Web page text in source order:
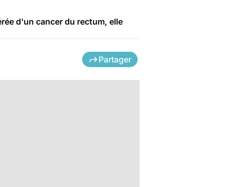
d'un cancer du rectum, elle
Partager